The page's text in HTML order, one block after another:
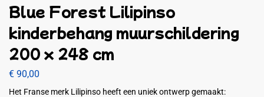
Blue Forest Lilipinso
kinderbehang muurschildering
200 x 248 cm
€ 90,00
Het Franse merk Lilipinso heeft een uniek ontwerp gemaakt: